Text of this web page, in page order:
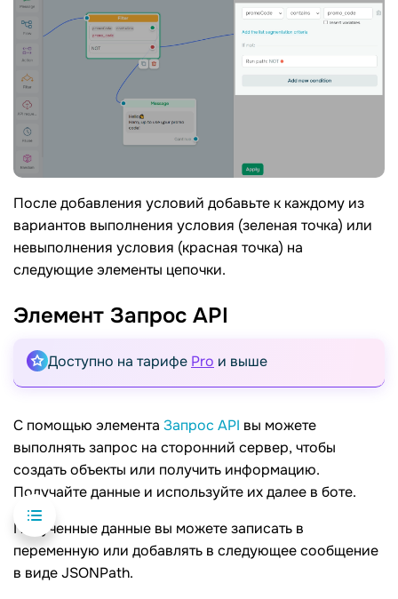
После добавления условий добавьте к каждому из
вариантов выполнения условия (зеленая точка) или
невыполнения условия (красная точка) на
следующие элементы цепочки.
Элемент Запрос API
Доступно на тарифе Pro и выше
С помощью элемента Запрос API вы можете
выполнять запрос на сторонний сервер, чтобы
создать объекты или получить информацию.
Получайте данные и используйте их далее в боте.
Полученные данные вы можете записать в
переменную или добавлять в следующее сообщение
в виде JSONPath.